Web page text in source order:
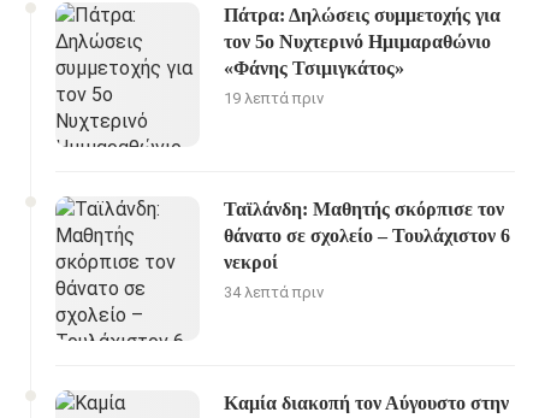
Πάτρα: Δηλώσεις συμμετοχής για
τον 5ο Νυχτερινό Ημιμαραθώνιο
«Φάνης Τσιμιγκάτος»
19 λεπτά πριν
Ταϊλάνδη: Μαθητής σκόρπισε τον
θάνατο σε σχολείο – Τουλάχιστον 6
νεκροί
34 λεπτά πριν
Καμία διακοπή τον Αύγουστο στην